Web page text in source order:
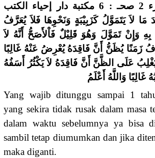
كفاية الأخيار الجزء 2 صحـ : 6 مكتبة دار إحياء الكتب
مَا لاَ يَتَمَوَّلُ كَزَبِيْبَةٍ وَنَحْوِهَا فَلاَ يُعَرَّفُ
بِهِ وَإِنْ تَمَوَّلَ وَهُوَ قَلِيْلٌ فَاْلأَصَحُّ أَنَّهُ لاَ
زَمَنًا يُظَنُّ أَنَّ فَاقِدَهُ يُعْرِضُ عَنْهُ غَالِبًا
عَلَى الظَّنَّ أَنَّ فَاقِدَهُ لاَ يَكْثُرُ أَسَفُهُ
وَاللَّهُ أَعْلَمُ
Yang wajib ditunggu sampai 1
yang sekira tidak rusak dalam masa
dalam waktu sebelumnya ya bisa
sambil tetap diumumkan dan jika
maka diganti.